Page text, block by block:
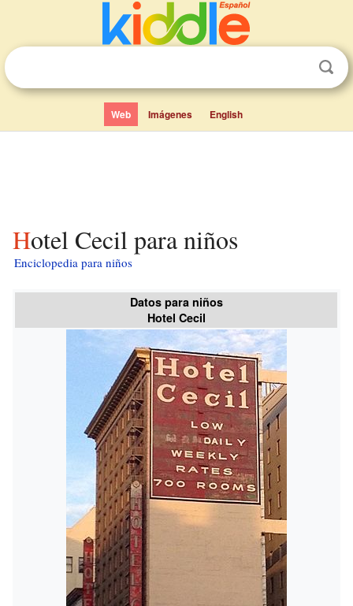
Web Imágenes English
Hotel Cecil para niños
Enciclopedia para niños
Datos para niños
Hotel Cecil